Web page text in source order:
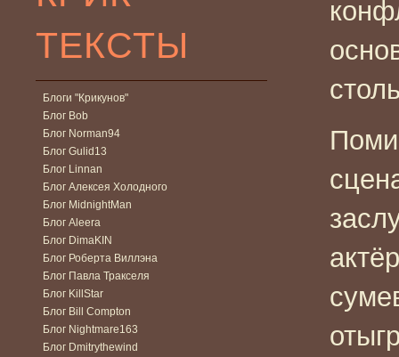
ТЕКСТЫ
Блоги "Крикунов"
Блог Bob
Блог Norman94
Блог Gulid13
Блог Linnan
Блог Алексея Холодного
Блог MidnightMan
Блог Aleera
Блог DimaKIN
Блог Роберта Виллэна
Блог Павла Тракселя
Блог KillStar
Блог Bill Compton
Блог Nightmare163
Блог Dmitrythewind